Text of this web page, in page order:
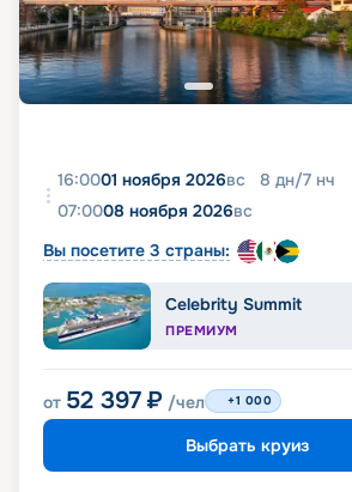
16:0001 ноября 2026вс 8 дн/7 нч
07:0008 ноября 2026вс
Вы посетите 3 страны:
Celebrity Summit
ПРЕМИУМ
от 52 397 ₽ /чел +1 000
Выбрать круиз